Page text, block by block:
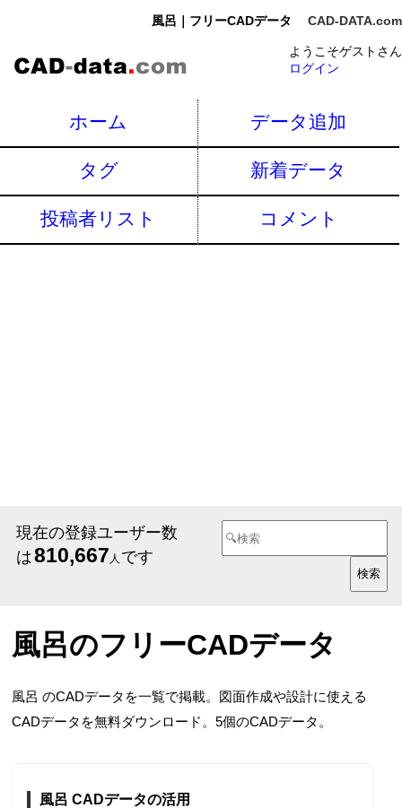
風呂｜フリーCADデータ CAD-DATA.com
ようこそゲストさん
ログイン
ホーム データ追加
タグ 新着データ
投稿者リスト コメント
現在の登録ユーザー数
は810,667 人 です
風呂のフリーCADデータ
風呂 のCADデータを一覧で掲載。図面作成や設計に使える
CADデータを無料ダウンロード。5個のCADデータ。
風呂 CADデータの活用